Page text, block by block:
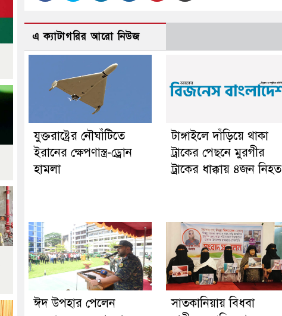
এ ক্যাটাগরির আরো নিউজ
যুক্তরাষ্ট্রের নৌঘাঁটিতে
ইরানের ক্ষেপণাস্ত্র-ড্রোন
হামলা
টাঙ্গাইলে দাঁড়িয়ে থাকা
ট্রাকের পেছনে মুরগীর
ট্রাকের ধাক্কায় ৪জন নিহত
ঈদ উপহার পেলেন
সাতকানিয়ায় বিধবা